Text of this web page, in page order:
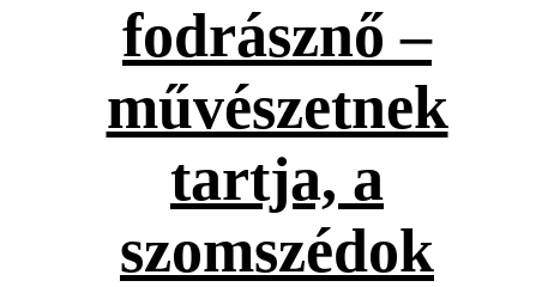
fodrásznő –
művészetnek
tartja, a
szomszédok